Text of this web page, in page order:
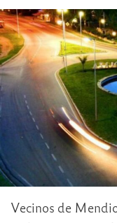
Vecinos de